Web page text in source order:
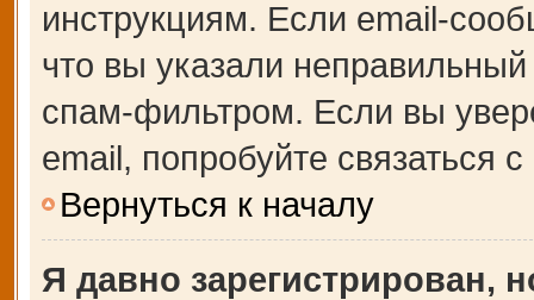
инструкциям. Если email-
что вы указали
спам-фильтром. Если вы
email, попробуйте связаться
Вернуться к началу
Я давно зарегистрирован,